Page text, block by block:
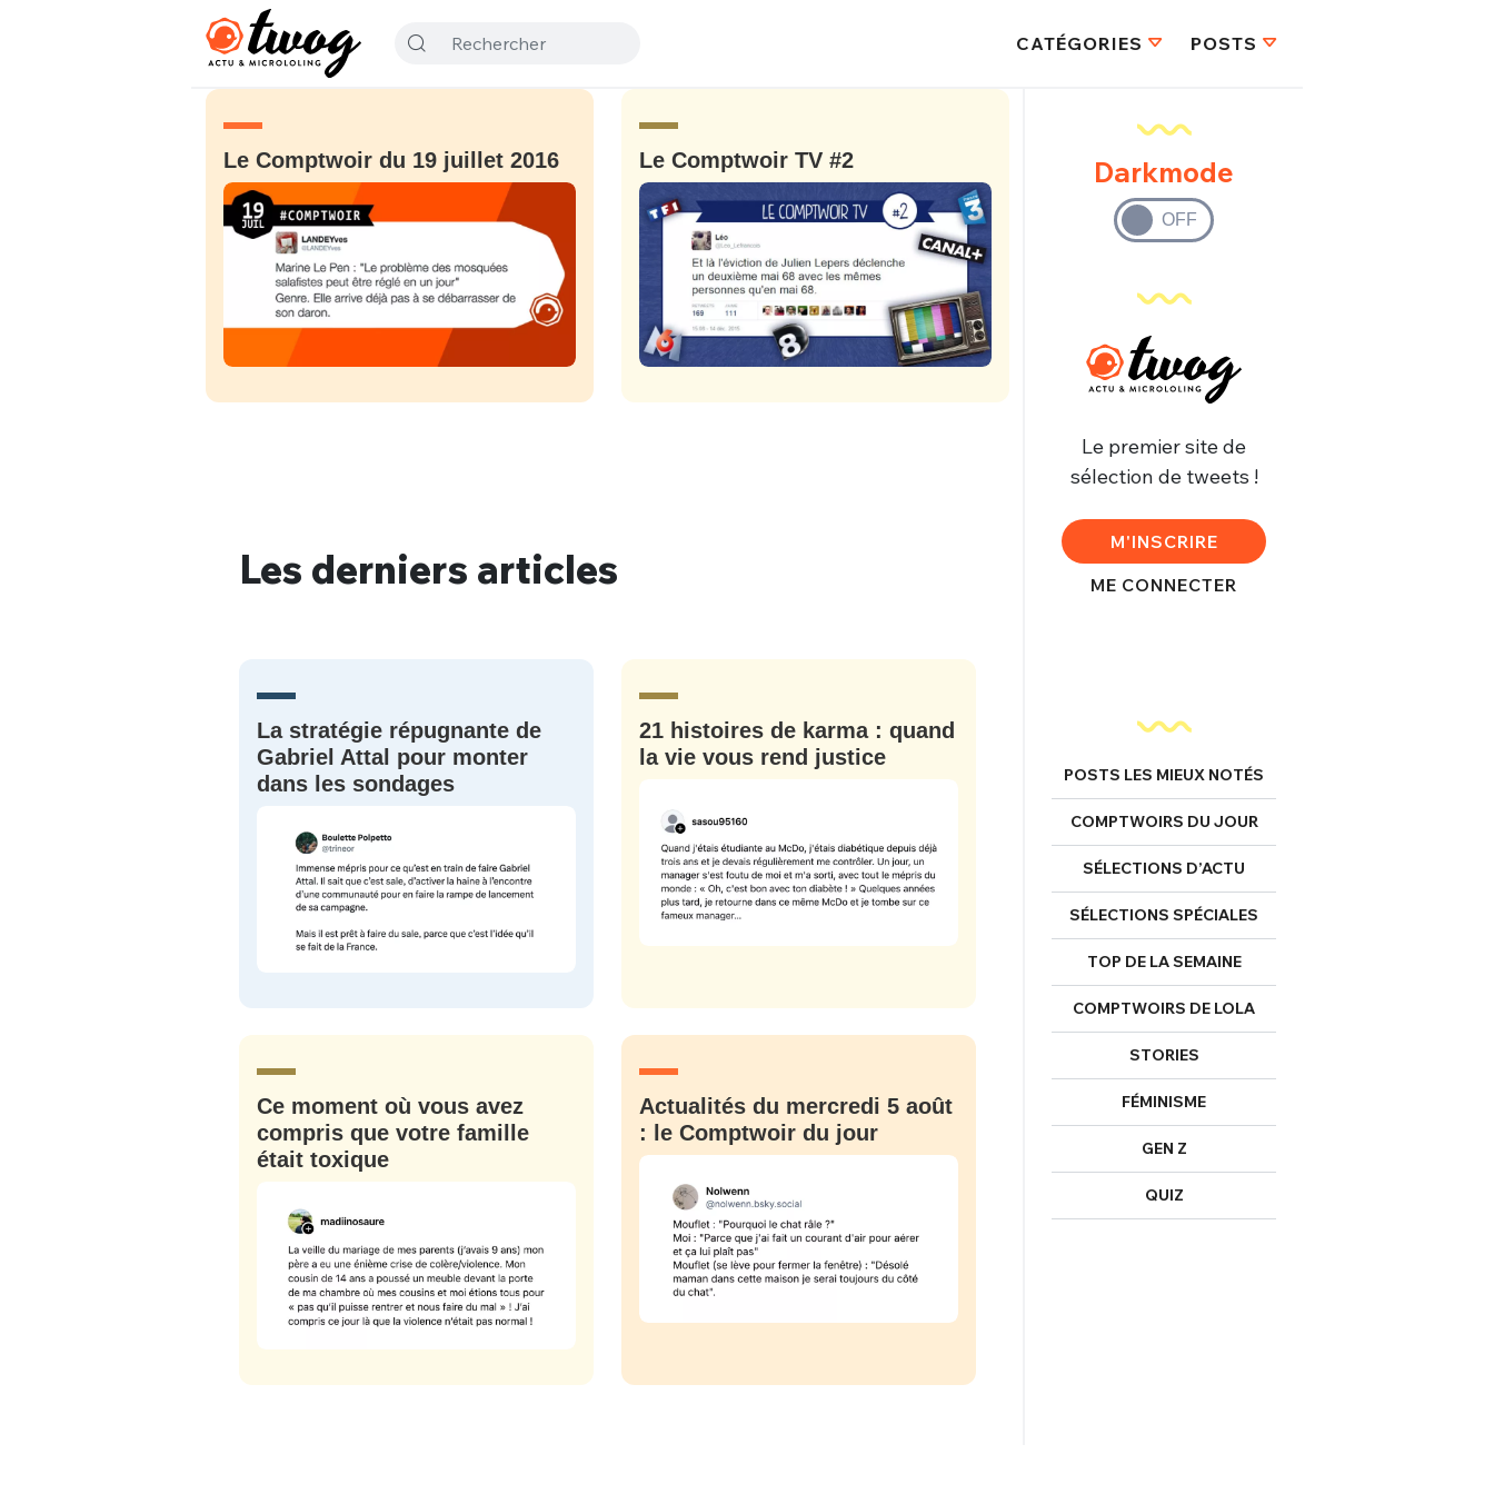
CATÉGORIES POSTS
Le Comptwoir du 19 juillet 2016 Le Comptwoir TV #2
Les derniers articles
La stratégie répugnante de
Gabriel Attal pour monter
dans les sondages
21 histoires de karma : quand
la vie vous rend justice
Ce moment où vous avez
compris que votre famille
était toxique
Actualités du mercredi 5 août
: le Comptwoir du jour
Darkmode
Le premier site de
sélection de tweets !
M'INSCRIRE
ME CONNECTER
POSTS LES MIEUX NOTÉS
COMPTWOIRS DU JOUR
SÉLECTIONS D’ACTU
SÉLECTIONS SPÉCIALES
TOP DE LA SEMAINE
COMPTWOIRS DE LOLA
STORIES
FÉMINISME
GEN Z
QUIZ
FERMER
PSEUDO*
EMAIL *
PASSWORD
PSEUDO
Mot de passe perdu ?
CONNEXION
VOTRE PARTICIPATION
Que souhaitez-vous proposer ?
Quelques
tweets
Ma propre
sélection
Un Thread
C'EST PARTI